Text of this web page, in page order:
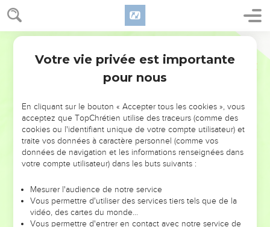
NE MANQUEZ PAS L’ÉVÉNEMENT
DE L’ANNÉE !
ET SI LEURS ERREURS POUVAIENT VOUS ÉVITER LES
VOTRES ?
leur foi ou leur vision. Mais on voit moins les doutes, les erreurs
et les saisons difficiles qu'ils ont traversés, alors même que ce
sont elles qui les ont façonnés.
Votre vie privée est importante
pour nous
En cliquant sur le bouton « Accepter tous les cookies », vous
acceptez que TopChrétien utilise des traceurs (comme des
cookies ou l'identifiant unique de votre compte utilisateur) et
traite vos données à caractère personnel (comme vos
données de navigation et les informations renseignées dans
votre compte utilisateur) dans les buts suivants :
Mesurer l'audience de notre service
Vous permettre d'utiliser des services tiers tels que de la
vidéo, des cartes du monde…
Vous permettre d'entrer en contact avec notre service de